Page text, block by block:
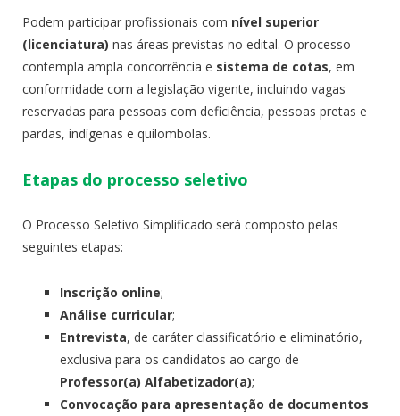
Podem participar profissionais com nível superior
(licenciatura) nas áreas previstas no edital. O processo
contempla ampla concorrência e sistema de cotas, em
conformidade com a legislação vigente, incluindo vagas
reservadas para pessoas com deficiência, pessoas pretas e
pardas, indígenas e quilombolas.
Etapas do processo seletivo
O Processo Seletivo Simplificado será composto pelas
seguintes etapas:
Inscrição online;
Análise curricular;
Entrevista, de caráter classificatório e eliminatório,
exclusiva para os candidatos ao cargo de
Professor(a) Alfabetizador(a);
Convocação para apresentação de documentos